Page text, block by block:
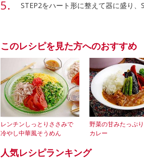
STEP2をハート形に整えて器に盛り、
このレシピを見た方へのおすすめ
レンチンしっとりささみで
冷やし中華風そうめん
野菜の甘みたっぷ
カレー
人気レシピランキング